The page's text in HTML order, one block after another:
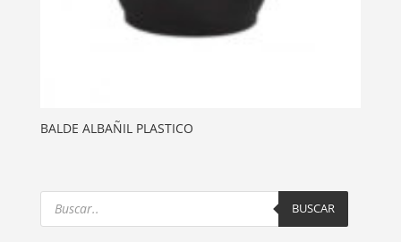
BALDE ALBAÑIL PLASTICO
Products
search BUSCAR